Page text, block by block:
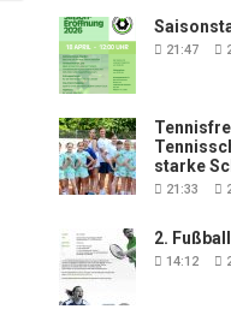
21:47
starke
21:33
2.
14:12